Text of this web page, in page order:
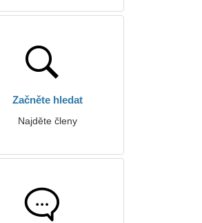
Začněte hledat
Najděte členy